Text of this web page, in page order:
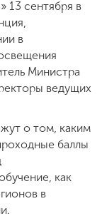
13 сентября в
в
Министра
ведущих
о том, каким
баллы
как
в